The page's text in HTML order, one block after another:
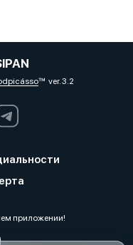
ver. 3.2
приложении!